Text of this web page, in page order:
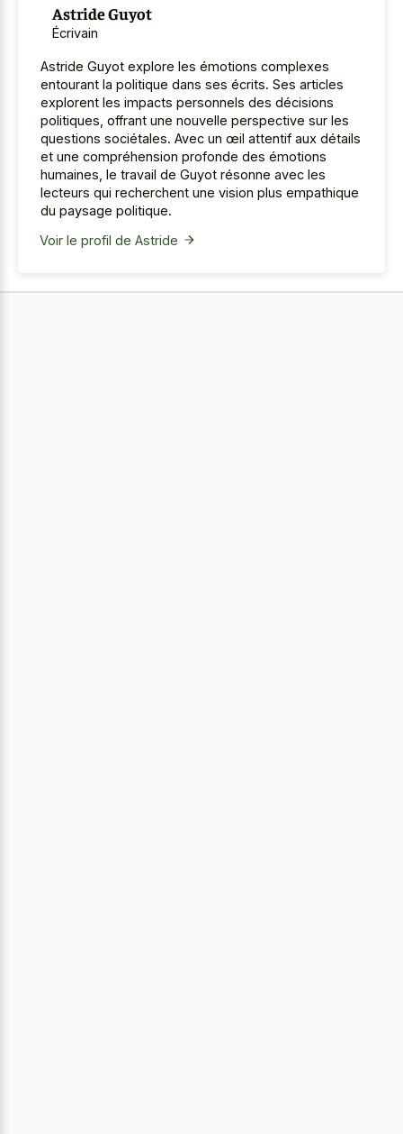
Astride Guyot
Écrivain
Astride Guyot explore les émotions complexes
entourant la politique dans ses écrits. Ses articles
explorent les impacts personnels des décisions
politiques, offrant une nouvelle perspective sur les
questions sociétales. Avec un œil attentif aux détails
et une compréhension profonde des émotions
humaines, le travail de Guyot résonne avec les
lecteurs qui recherchent une vision plus empathique
du paysage politique.
Voir le profil de Astride